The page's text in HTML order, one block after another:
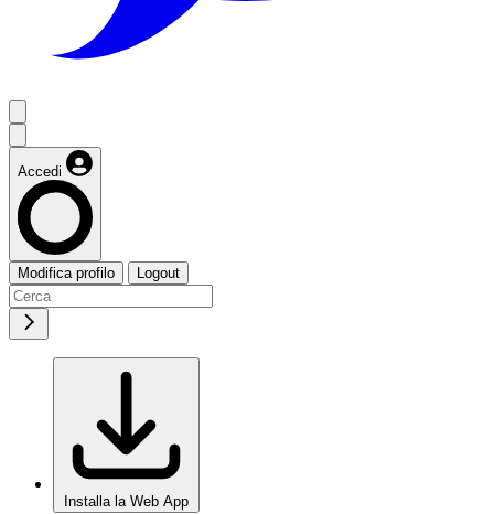
Accedi
Modifica profilo Logout
Installa la Web App